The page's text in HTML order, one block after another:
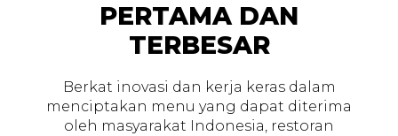
PERTAMA DAN
TERBESAR
Berkat inovasi dan kerja keras dalam
menciptakan menu yang dapat diterima
oleh masyarakat Indonesia, restoran